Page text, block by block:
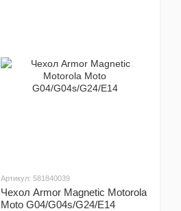
Артикул: 581840039
Чехол Armor Magnetic Motorola
Moto G04/G04s/G24/E14